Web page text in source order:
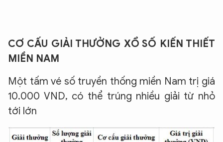
CƠ CẤU GIẢI THƯỞNG XỔ SỐ KIẾN THIẾT
MIỀN NAM
Một tấm vé số truyền thống miền Nam trị giá
10.000 VND, có thể trúng nhiều giải từ nhỏ
tới lớn